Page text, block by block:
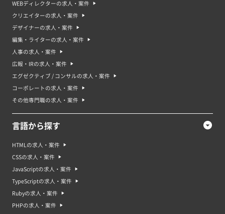
WEBディレクターの求人・案件
クリエイターの求人・案件
デザイナーの求人・案件
編集・ライターの求人・案件
人事の求人・案件
広報・IRの求人・案件
エグゼクティブ / コンサルの求人・案件
コーポレートの求人・案件
その他専門職の求人・案件
言語から探す
HTMLの求人・案件
CSSの求人・案件
JavaScriptの求人・案件
TypeScriptの求人・案件
Rubyの求人・案件
PHPの求人・案件